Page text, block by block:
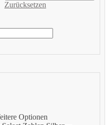
Zurücksetzen
Optionen